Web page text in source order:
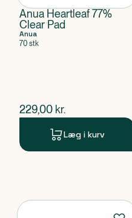
Anua Heartleaf 77%
Clear Pad
Anua
70 stk
$nuværende pris
229,00 kr.
Læg i kurv